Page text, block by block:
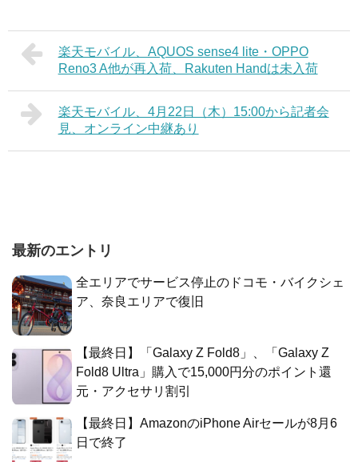
楽天モバイル、AQUOS sense4 lite・OPPO
Reno3 A他が再入荷、Rakuten Handは未入荷
楽天モバイル、4月22日（木）15:00から記者会
見、オンライン中継あり
最新のエントリ
全エリアでサービス停止のドコモ・バイクシェ
ア、奈良エリアで復旧
【最終日】「Galaxy Z Fold8」、「Galaxy Z
Fold8 Ultra」購入で15,000円分のポイント還
元・アクセサリ割引
【最終日】AmazonのiPhone Airセールが8月6
日で終了